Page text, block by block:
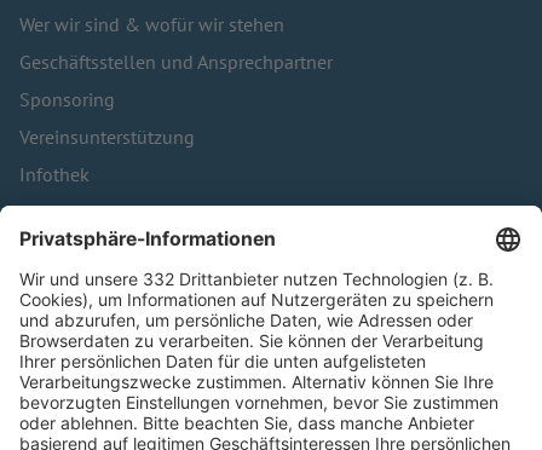
Wer wir sind & wofür wir stehen
Geschäftsstellen und Ansprechpartner
Sponsoring
Vereinsunterstützung
Infothek
Kontakt
HÄUFIG BESUCHTE SEITEN
Pässe und Vereinswechsel
Trainerausbildung
Schulungsangebot Vereinsmitarbeiter
BFV-Geschäftsstellen